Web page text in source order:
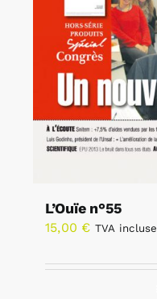
L’Ouïe n°55
15,00 € TVA incluse